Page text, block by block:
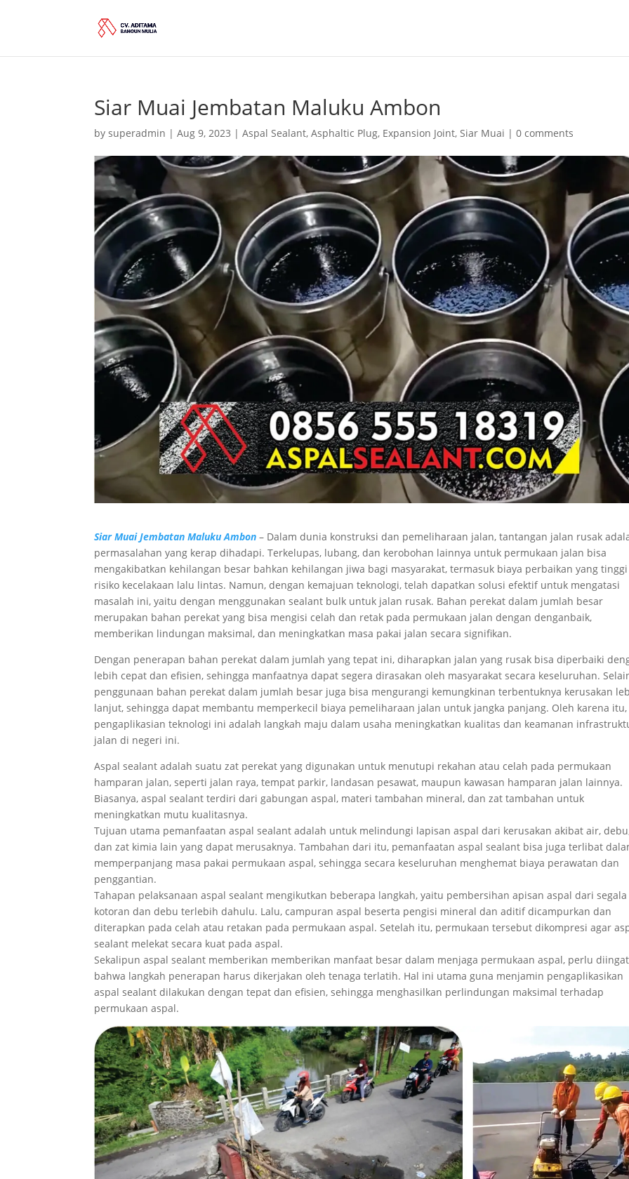
Siar Muai Jembatan Maluku Ambon
bysuperadmin |Aug 9, 2023 |Aspal Sealant,Asphaltic Plug, Expansion Joint,Siar Muai |0 comments
Siar Muai Jembatan Maluku Ambon – Dalam dunia konstruksi dan pemeliharaan jalan, tantangan jalan rusak
permasalahan yang kerap dihadapi. Terkelupas, lubang, dan kerobohan lainnya untuk permukaan jalan bisa
mengakibatkan kehilangan besar bahkan kehilangan jiwa bagi masyarakat, termasuk biaya perbaikan yang
risiko kecelakaan lalu lintas. Namun, dengan kemajuan teknologi, telah dapatkan solusi efektif untuk mengatasi
masalah ini, yaitu dengan menggunakan sealant bulk untuk jalan rusak. Bahan perekat dalam jumlah besar
merupakan bahan perekat yang bisa mengisi celah dan retak pada permukaan jalan dengan denganbaik,
memberikan lindungan maksimal, dan meningkatkan masa pakai jalan secara signifikan.
Dengan penerapan bahan perekat dalam jumlah yang tepat ini, diharapkan jalan yang rusak bisa diperbaiki
lebih cepat dan efisien, sehingga manfaatnya dapat segera dirasakan oleh masyarakat secara keseluruhan.
penggunaan bahan perekat dalam jumlah besar juga bisa mengurangi kemungkinan terbentuknya kerusakan
lanjut, sehingga dapat membantu memperkecil biaya pemeliharaan jalan untuk jangka panjang. Oleh karena itu,
pengaplikasian teknologi ini adalah langkah maju dalam usaha meningkatkan kualitas dan keamanan
jalan di negeri ini.
Aspal sealant adalah suatu zat perekat yang digunakan untuk menutupi rekahan atau celah pada permukaan
hamparan jalan, seperti jalan raya, tempat parkir, landasan pesawat, maupun kawasan hamparan jalan lainnya.
Biasanya, aspal sealant terdiri dari gabungan aspal, materi tambahan mineral, dan zat tambahan untuk
meningkatkan mutu kualitasnya.
Tujuan utama pemanfaatan aspal sealant adalah untuk melindungi lapisan aspal dari kerusakan akibat air,
dan zat kimia lain yang dapat merusaknya. Tambahan dari itu, pemanfaatan aspal sealant bisa juga terlibat
memperpanjang masa pakai permukaan aspal, sehingga secara keseluruhan menghemat biaya perawatan dan
penggantian.
Tahapan pelaksanaan aspal sealant mengikutkan beberapa langkah, yaitu pembersihan apisan aspal dari segala
kotoran dan debu terlebih dahulu. Lalu, campuran aspal beserta pengisi mineral dan aditif dicampurkan dan
diterapkan pada celah atau retakan pada permukaan aspal. Setelah itu, permukaan tersebut dikompresi agar
sealant melekat secara kuat pada aspal.
Sekalipun aspal sealant memberikan memberikan manfaat besar dalam menjaga permukaan aspal, perlu diingat
bahwa langkah penerapan harus dikerjakan oleh tenaga terlatih. Hal ini utama guna menjamin pengaplikasikan
aspal sealant dilakukan dengan tepat dan efisien, sehingga menghasilkan perlindungan maksimal terhadap
permukaan aspal.